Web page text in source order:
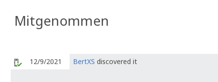
Mitgenommen
12/9/2021 BertXS discovered it